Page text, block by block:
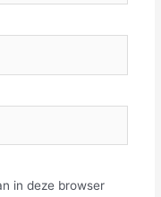
in deze browser